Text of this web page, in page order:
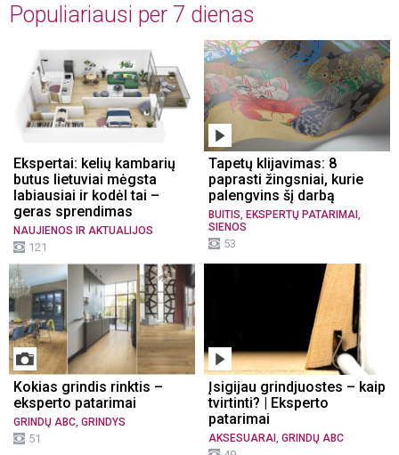
Populiariausi per 7 dienas
Ekspertai: kelių kambarių
butus lietuviai mėgsta
labiausiai ir kodėl tai –
geras sprendimas
NAUJIENOS IR AKTUALIJOS
121
Tapetų klijavimas: 8
paprasti žingsniai, kurie
palengvins šį darbą
BUITIS EKSPERTŲ PATARIMAI
SIENOS
53
Kokias grindis rinktis –
eksperto patarimai
GRINDŲ ABC, GRINDYS
51
Įsigijau grindjuostes – kaip
tvirtinti? | Eksperto
patarimai
AKSESUARAI , GRINDŲ ABC